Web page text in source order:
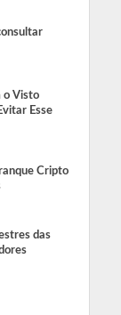
o Visto
Esse
Cripto
das